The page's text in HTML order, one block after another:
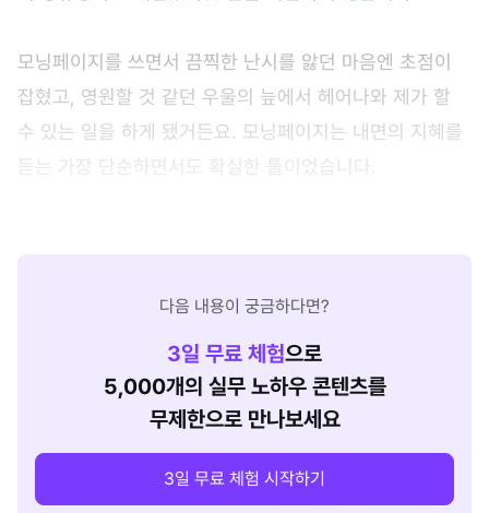
모닝페이지를 쓰면서 끔찍한 난시를 앓던 마음엔 초점이
잡혔고, 영원할 것 같던 우울의 늪에서 헤어나와 제가 할
수 있는 일을 하게 됐거든요. 모닝페이지는 내면의 지혜를
듣는 가장 단순하면서도 확실한 툴이었습니다.
다음 내용이 궁금하다면?
3일 무료 체험으로
5,000개의 실무 노하우 콘텐츠를
무제한으로 만나보세요
3일 무료 체험 시작하기